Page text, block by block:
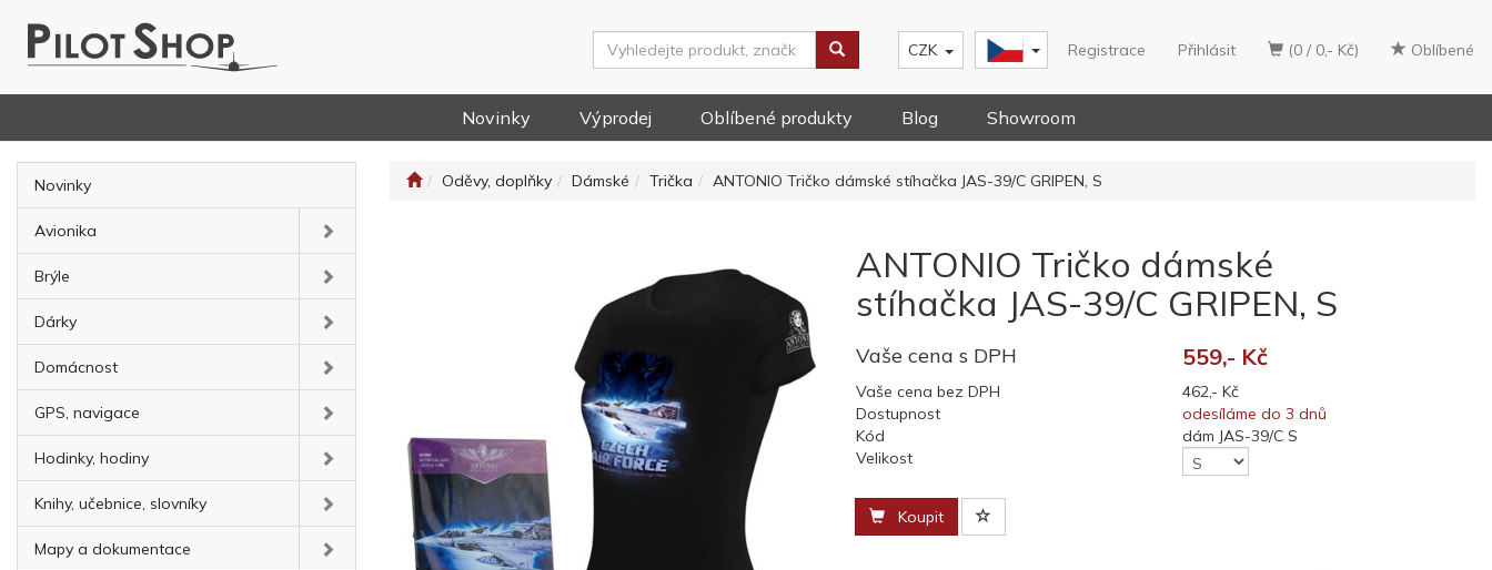
(0 / 0,- Kč) Oblíbené
Registrace Přihlásit
CZK
Novinky Výprodej Oblíbené produkty Blog Showroom
Novinky
Avionika
Brýle
Dárky
Domácnost
GPS, navigace
Hodinky, hodiny
Knihy, učebnice, slovníky
Mapy a dokumentace
Oděvy, doplňky Dámské Trička ANTONIO Tričko dámské stíhačka JAS-39/C GRIPEN, S
ANTONIO Tričko dámské
stíhačka JAS-39/C GRIPEN, S
Vaše cena s DPH 559,- Kč
Vaše cena bez DPH
462,- Kč
Dostupnost
odesíláme do 3 dnů
Kód
dám JAS-39/C S
Velikost
Koupit